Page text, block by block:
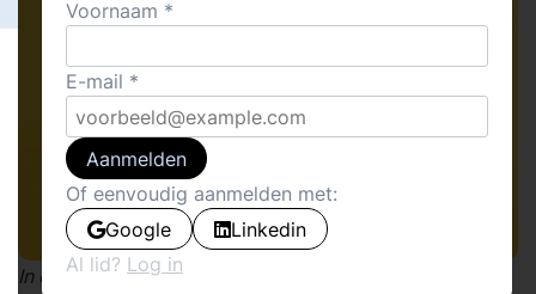
In een wereld waar we constant worden overspoeld
Voornaam
E-mail
Aanmelden
Of eenvoudig aanmelden met:
Google
Linkedin
Al lid? Log in